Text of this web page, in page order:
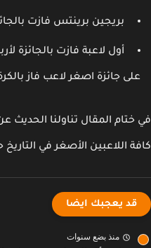
بريجين برينتس فازت
أول لاعبة فازت بالجائزة
جائزة اصغر لاعب فاز بالكرة
المقال تناولنا الحديث عن
اللاعبين الأصغر في التاريخ
قد يعجبك ايضا
منذ بضع سنوات